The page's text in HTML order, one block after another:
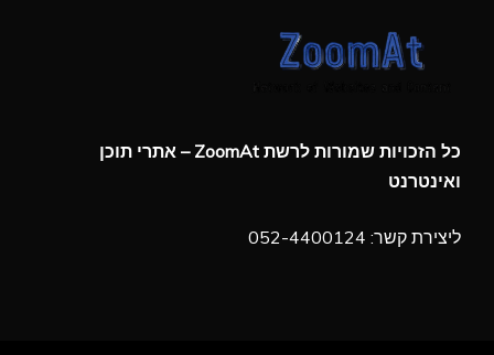
כל הזכויות שמורות לרשת ZoomAt – אתרי תוכן
ואינטרנט
ליצירת קשר: 052-4400124